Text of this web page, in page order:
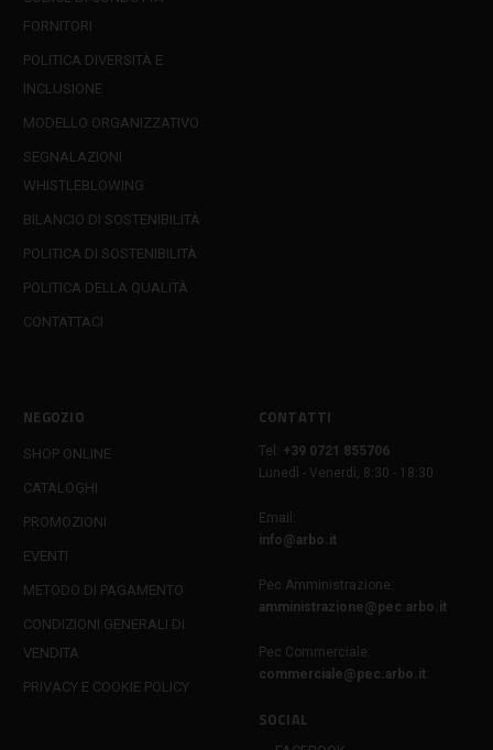
FORNITORI
POLITICA DIVERSITÀ E
INCLUSIONE
MODELLO ORGANIZZATIVO
SEGNALAZIONI
WHISTLEBLOWING
BILANCIO DI SOSTENIBILITÀ
POLITICA DI SOSTENIBILITÀ
POLITICA DELLA QUALITÀ
CONTATTACI
NEGOZIO
SHOP ONLINE
CATALOGHI
PROMOZIONI
EVENTI
METODO DI PAGAMENTO
CONDIZIONI GENERALI DI
VENDITA
PRIVACY E COOKIE POLICY
CONTATTI
Tel:
+39 0721 855706
Lunedì - Venerdì, 8:30 - 18:30
Email:
info@arbo.it
Pec Amministrazione:
amministrazione@pec.arbo.it
Pec Commerciale:
commerciale@pec.arbo.it
SOCIAL